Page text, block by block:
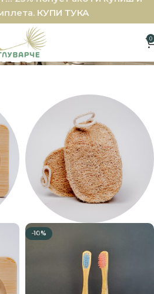
0
КУЈНА
3 производи
-10%
КУПИ ТУКА